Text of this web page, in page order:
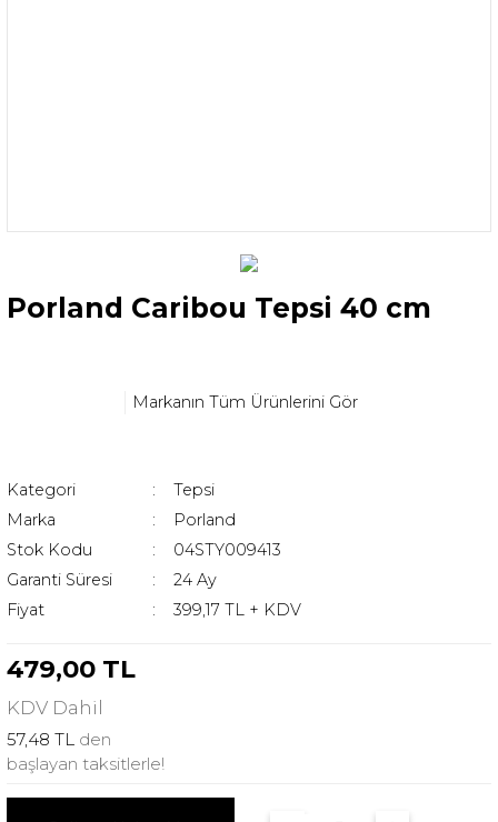
Porland Caribou Tepsi 40 cm
Markanın Tüm Ürünlerini Gör
Kategori
Tepsi
Marka
Porland
Stok Kodu
04STY009413
Garanti Süresi
24 Ay
Fiyat
399,17 TL + KDV
479,00 TL
KDV Dahil
57,48 TL den
başlayan taksitlerle!